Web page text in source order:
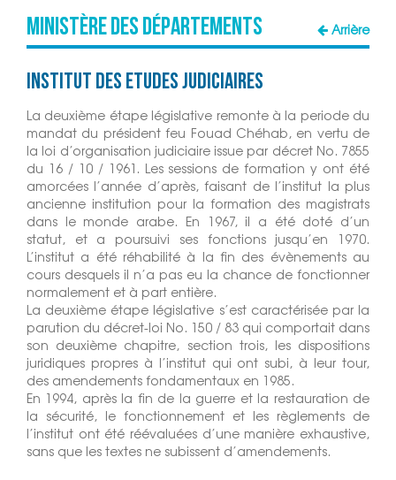
MINISTÈRE DES DÉPARTEMENTS Arrière
Institut des Etudes Judiciaires
La deuxième étape législative remonte à la periode du
mandat du président feu Fouad Chéhab, en vertu de
la loi d’organisation judiciaire issue par décret No. 7855
du 16 / 10 / 1961. Les sessions de formation y ont été
amorcées l’année d’après, faisant de l’institut la plus
ancienne institution pour la formation des magistrats
dans le monde arabe. En 1967, il a été doté d’un
statut, et a poursuivi ses fonctions jusqu’en 1970.
L’institut a été réhabilité à la fin des évènements au
cours desquels il n’a pas eu la chance de fonctionner
normalement et à part entière.
La deuxième étape législative s’est caractérisée par la
parution du décret-loi No. 150 / 83 qui comportait dans
son deuxième chapitre, section trois, les dispositions
juridiques propres à l’institut qui ont subi, à leur tour,
des amendements fondamentaux en 1985.
En 1994, après la fin de la guerre et la restauration de
la sécurité, le fonctionnement et les règlements de
l’institut ont été réévaluées d’une manière exhaustive,
sans que les textes ne subissent d’amendements.